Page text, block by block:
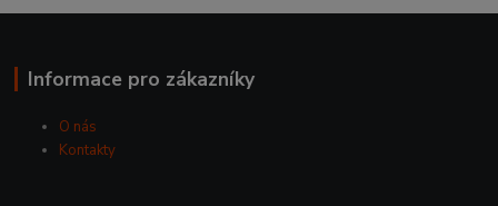
Informace pro zákazníky
O nás
Kontakty